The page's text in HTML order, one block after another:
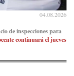
04.08.2026
de inspecciones para
continuará el jueves